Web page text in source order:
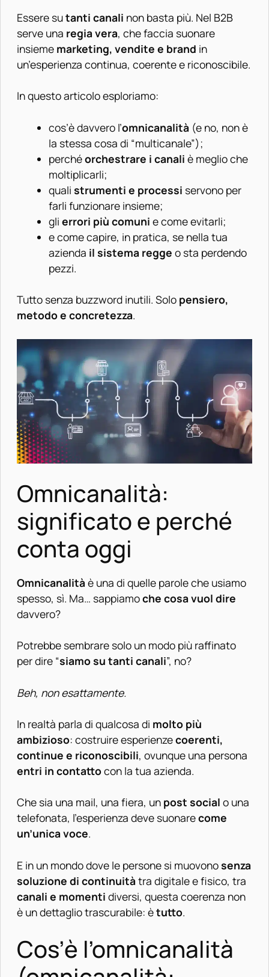
Essere sutanti canali non basta più. Nel B2B
serve una regia vera, che faccia suonare
insieme marketing, vendite e brand in
un’esperienza continua, coerente e riconoscibile.
In questo articolo esploriamo:
cos’è davvero l’omnicanalità (e no, non è
la stessa cosa di “multicanale”);
perchéorchestrare i canali è meglio che
moltiplicarli;
quali strumenti e processi servono per
farli funzionare insieme;
gli errori più comuni e come evitarli;
e come capire, in pratica, se nella tua
azienda il sistema regge o sta perdendo
pezzi.
Tutto senza buzzword inutili. Solo pensiero,
metodo e concretezza.
Omnicanalità:
significato e perché
conta oggi
Omnicanalità è una di quelle parole che usiamo
spesso, sì. Ma… sappiamoche cosa vuol dire
davvero?
Potrebbe sembrare solo un modo più raffinato
per dire “siamo su tanti canali”, no?
Beh, non esattamente.
In realtà parla di qualcosa di molto più
ambizioso: costruire esperienzecoerenti,
continue e riconoscibili, ovunque una persona
entri in contattocon la tua azienda.
Che sia una mail, una fiera, un post social o una
telefonata, l’esperienza deve suonarecome
un’unica voce.
E in un mondo dove le persone si muovonosenza
soluzione di continuità tra digitale e fisico, tra
canali e momenti diversi, questa coerenza non
è un dettaglio trascurabile: ètutto.
Cos’è l’omnicanalità